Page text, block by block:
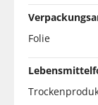
Folie